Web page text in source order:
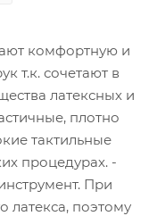
комфортную и
т.к. сочетают в
латексных и
плотно
тактильные
процедурах. -
При
латекса, поэтому